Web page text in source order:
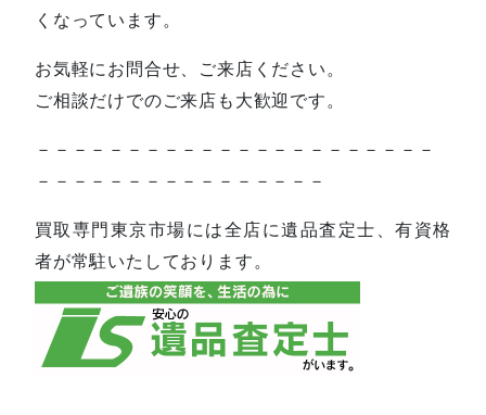
くなっています。
お気軽にお問合せ、ご来店ください。
ご相談だけでのご来店も大歓迎です。
－－－－－－－－－－－－－－－－－－－－－－
－－－－－－－－－－－－－－－－
買取専門東京市場には全店に遺品査定士、有資格
者が常駐いたしております。